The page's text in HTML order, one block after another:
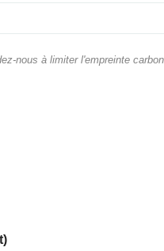
nous à limiter l'empreinte